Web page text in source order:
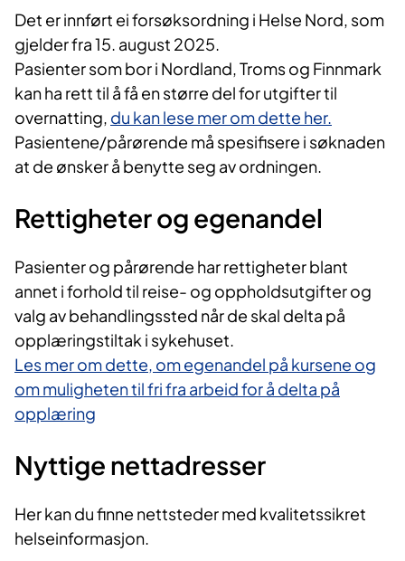
Det er innført ei forsøksordning i Helse Nord, som
gjelder fra 15. august 2025.
Pasienter som bor i Nordland, Troms og Finnmark
kan ha rett til å få en større del for utgifter til
overnatting, du kan lese mer om dette her.
Pasientene/pårørende må spesifisere i søknaden
at de ønsker å benytte seg av ordningen.
Rettigheter og egenandel
Pasienter og pårørende har rettigheter blant
annet i forhold til reise- og oppholdsutgifter og
valg av behandlingssted når de skal delta på
opplæringstiltak i sykehuset.
Les mer om dette, om egenandel på kursene og
om muligheten til fri fra arbeid for å delta på
opplæring
Nyttige nettadresser
Her kan du finne nettsteder med kvalitetssikret
helseinformasjon.